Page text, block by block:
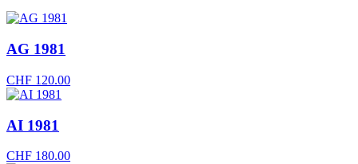
AG 1981
CHF 120.00
AI 1981
CHF 180.00